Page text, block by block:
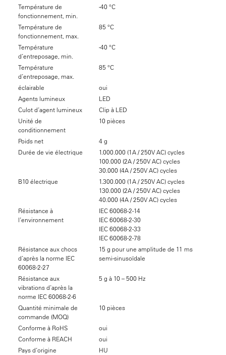
Température de
fonctionnement, min.
-40 °C
Température de
fonctionnement, max.
85 °C
Température
d’entreposage, min.
-40 °C
Température
d’entreposage, max.
85 °C
éclairable
oui
Agents lumineux
LED
Culot d’agent lumineux
Clip à LED
Unité de
conditionnement
10 pièces
Poids net
4 g
Durée de vie électrique
1.000.000 (1A / 250V AC) cycles
100.000 (2A / 250V AC) cycles
30.000 (4A / 250V AC) cycles
B10 électrique
1.300.000 (1A / 250V AC) cycles
130.000 (2A / 250V AC) cycles
40.000 (4A / 250V AC) cycles
Résistance à
l’environnement
IEC 60068-2-14
IEC 60068-2-30
IEC 60068-2-33
IEC 60068-2-78
Résistance aux chocs
d’après la norme IEC
60068-2-27
15 g pour une amplitude de 11 ms
semi-sinusoïdale
Résistance aux
vibrations d’après la
norme IEC 60068-2-6
5 g à 10 – 500 Hz
Quantité minimale de
commande (MOQ)
10 pièces
Conforme à RoHS
oui
Conforme à REACH
oui
Pays d’origine
HU